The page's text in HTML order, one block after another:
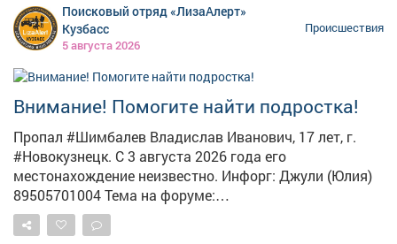
Поисковый отряд «ЛизаАлерт»
Кузбасс
5 августа 2026
Происшествия
Внимание! Помогите найти подростка!
Пропал #Шимбалев Владислав Иванович, 17 лет, г.
#Новокузнецк. С 3 августа 2026 года его
местонахождение неизвестно. Инфорг: Джули (Юлия)
89505701004 Тема на форуме:
https://lizaalert.org/forum/viewtopic.php?t=371500
#ЛизаАлерт #ЛизаАлертКузбасс #ПропалЧеловек